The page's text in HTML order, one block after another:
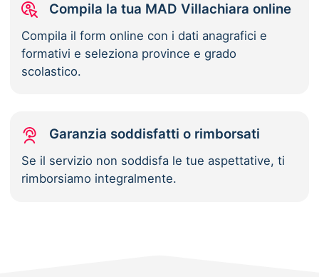
Compila la tua MAD Villachiara online
Compila il form online con i dati anagrafici e
formativi e seleziona province e grado
scolastico.
Garanzia soddisfatti o rimborsati
Se il servizio non soddisfa le tue aspettative, ti
rimborsiamo integralmente.